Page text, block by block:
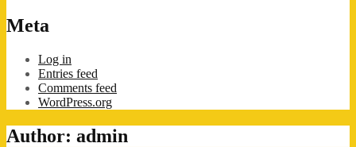
Meta
Log in
Entries feed
Comments feed
WordPress.org
Author: admin